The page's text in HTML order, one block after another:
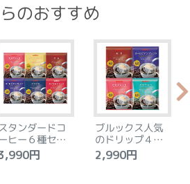
のおすすめ
スタンダードコ
ヒー６種セッ
円
ブルックス人気
のドリップ４種
セット
2,990円